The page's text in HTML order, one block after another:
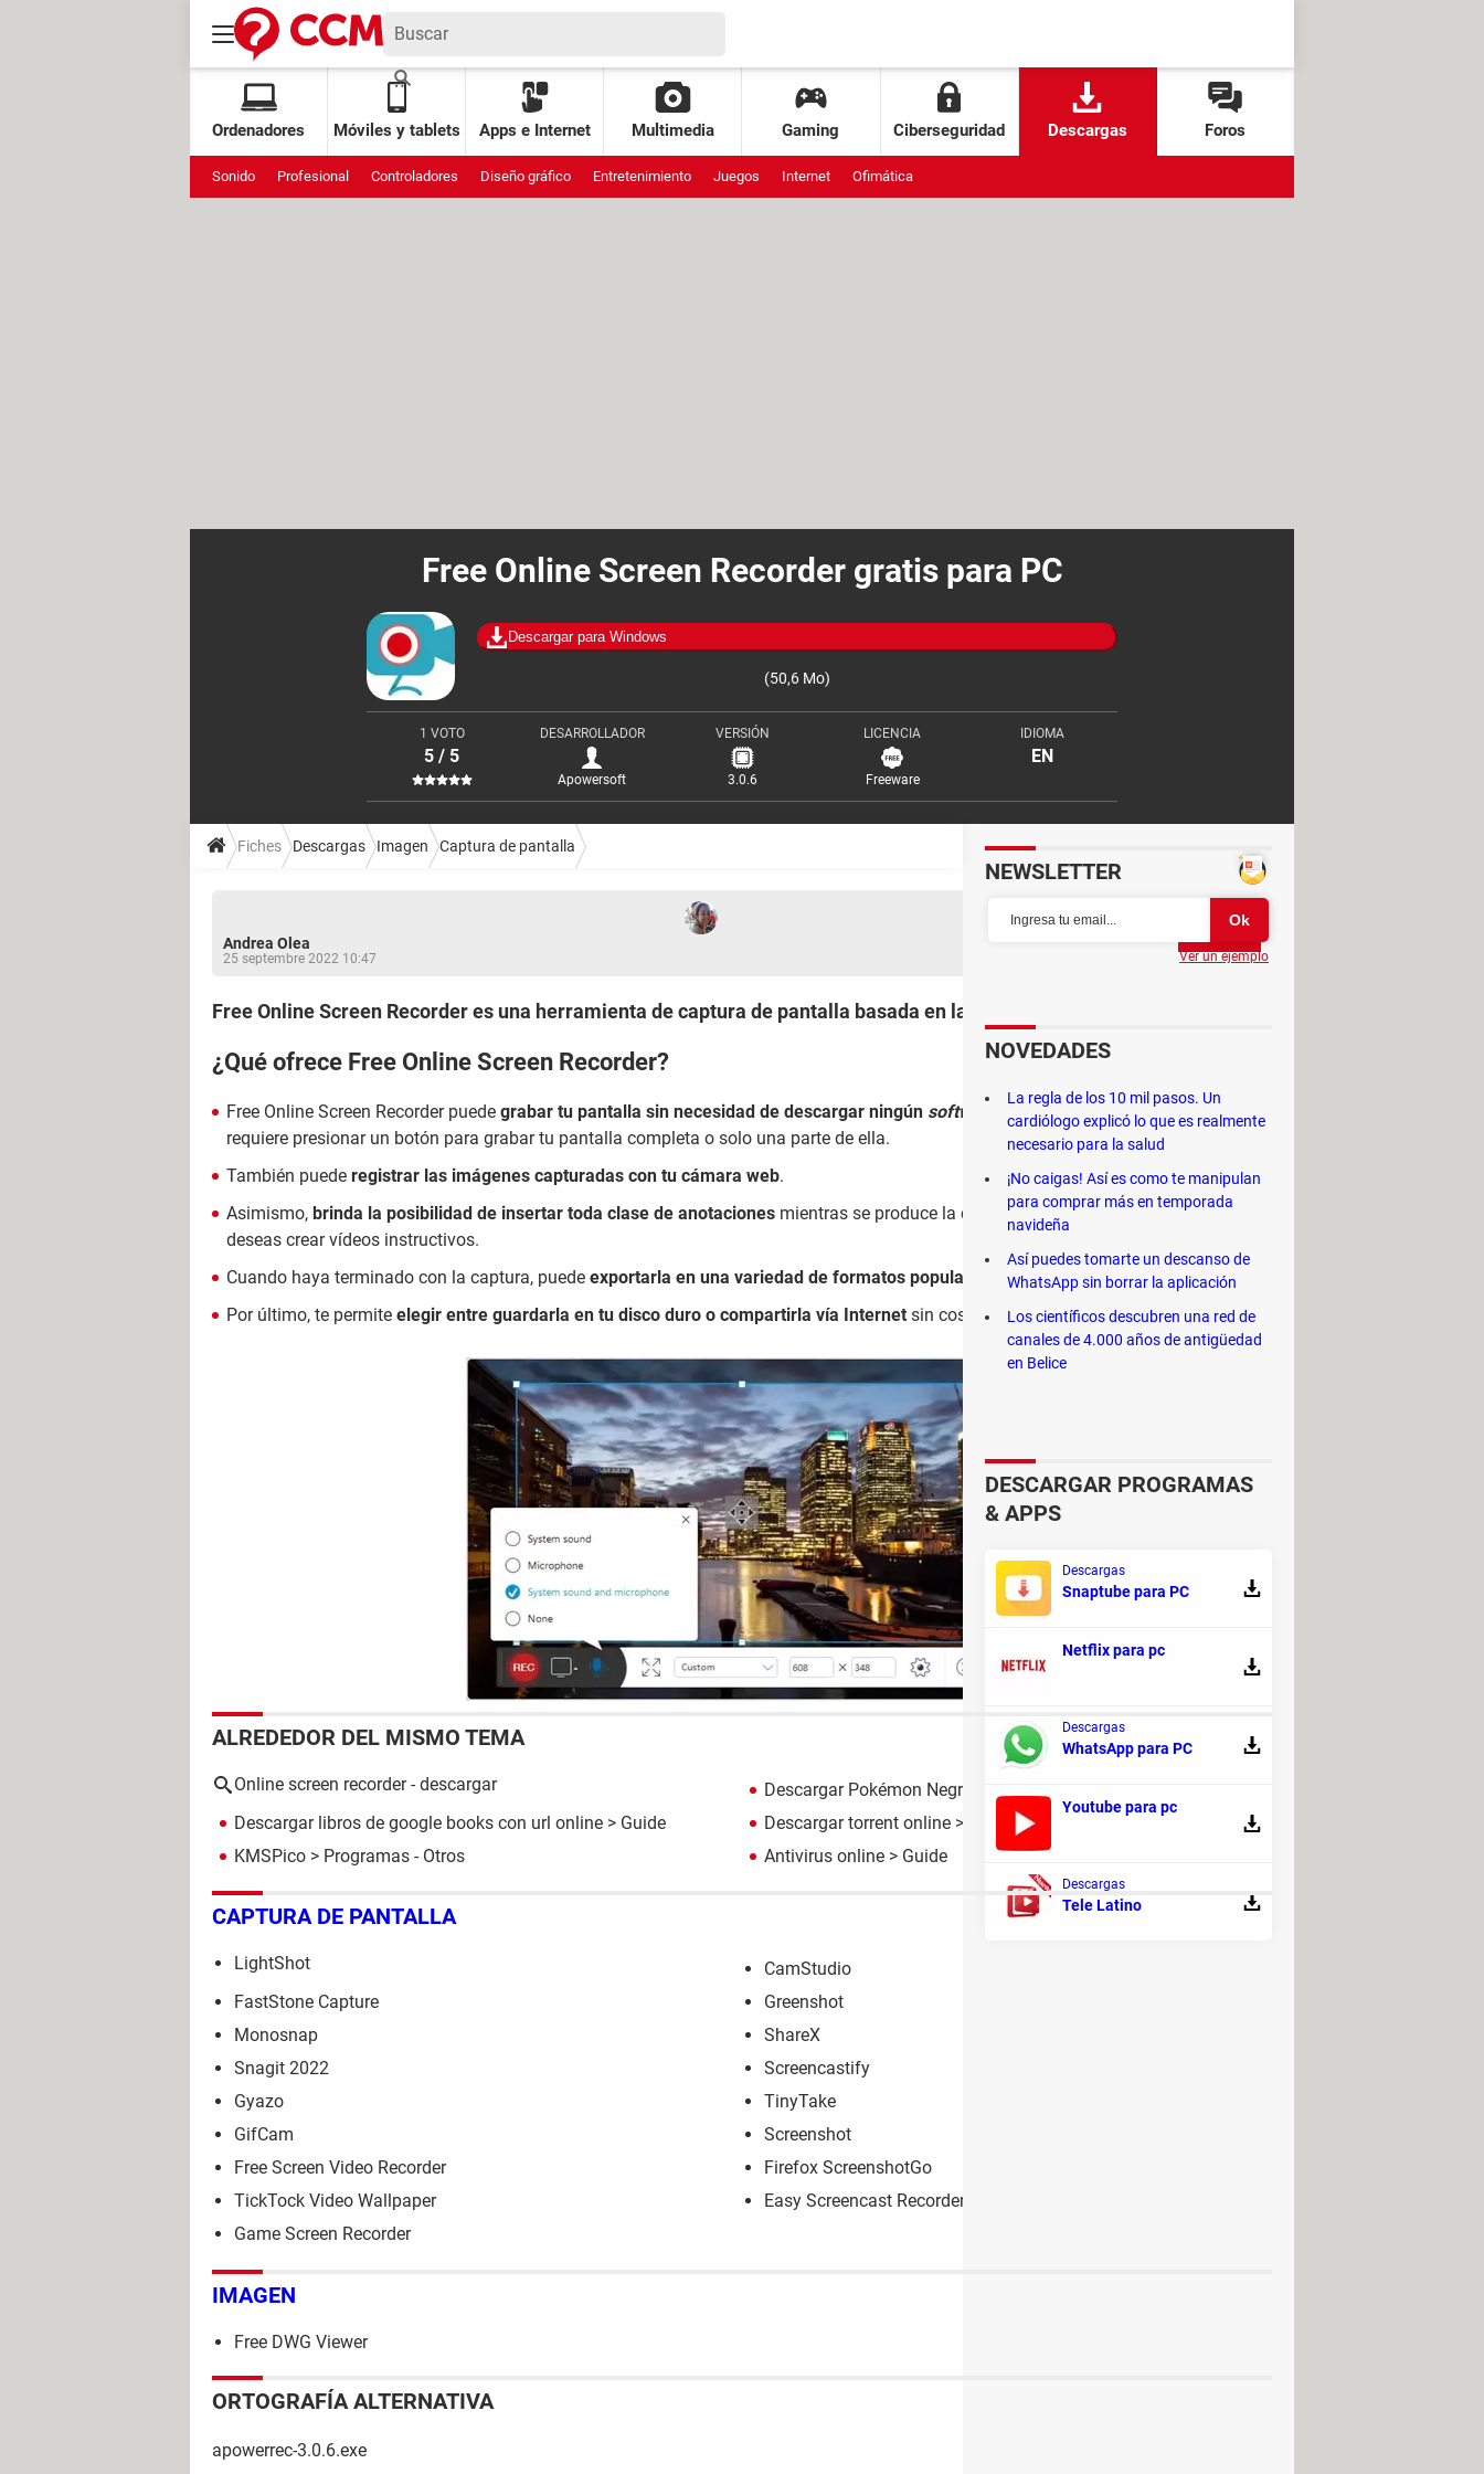
Ordenadores Móviles y tablets Apps e Internet Multimedia Gaming Ciberseguridad Descargas Foros
Sonido Profesional Controladores Diseño gráfico Entretenimiento Juegos Internet Ofimática
Free Online Screen Recorder gratis para PC
Descargar para Windows
(50,6 Mo)
1 VOTO
5 / 5
DESARROLLADOR
Apowersoft
VERSIÓN
3.0.6
LICENCIA
Freeware
IDIOMA
EN
Fiches Descargas Imagen Captura de pantalla
Andrea Olea
25 septembre 2022 10:47
Partager
Free Online Screen Recorder es una herramienta de captura de pantalla basada en la web.
¿Qué ofrece Free Online Screen Recorder?
Free Online Screen Recorder puede grabar tu pantalla sin necesidad de descargar ningún software
a tu computadora. Simplemente
requiere presionar un botón para grabar tu pantalla completa o solo una parte de ella.
También puede registrar las imágenes capturadas con tu cámara web.
Asimismo, brinda la posibilidad de insertar toda clase de anotaciones mientras se produce la captura, lo que es especialmente útil si
deseas crear vídeos instructivos.
Cuando haya terminado con la captura, puede exportarla en una variedad de formatos populares.
Por último, te permite elegir entre guardarla en tu disco duro o compartirla vía Internet sin costo adicional.
ALREDEDOR DEL MISMO TEMA
Online screen recorder - descargar Descargar Pokémon Negro (NDS ROM)
Descargar libros de google books con url online > Guide Descargar torrent online > Guide
KMSPico > Programas - Otros Antivirus online > Guide
CAPTURA DE PANTALLA
LightShot
CamStudio
FastStone Capture
Greenshot
Monosnap
ShareX
Snagit 2022
Screencastify
Gyazo
TinyTake
GifCam
Screenshot
Free Screen Video Recorder
Firefox ScreenshotGo
TickTock Video Wallpaper
Easy Screencast Recorder
Game Screen Recorder
IMAGEN
Free DWG Viewer
ORTOGRAFÍA ALTERNATIVA
apowerrec-3.0.6.exe
NEWSLETTER
Ver un ejemplo
NOVEDADES
La regla de los 10 mil pasos. Un
cardiólogo explicó lo que es realmente
necesario para la salud
¡No caigas! Así es como te manipulan
para comprar más en temporada
navideña
Así puedes tomarte un descanso de
WhatsApp sin borrar la aplicación
Los científicos descubren una red de
canales de 4.000 años de antigüedad
en Belice
DESCARGAR PROGRAMAS
& APPS
Descargas
Snaptube para PC
Netflix para pc
Descargas
WhatsApp para PC
Youtube para pc
Descargas
Tele Latino